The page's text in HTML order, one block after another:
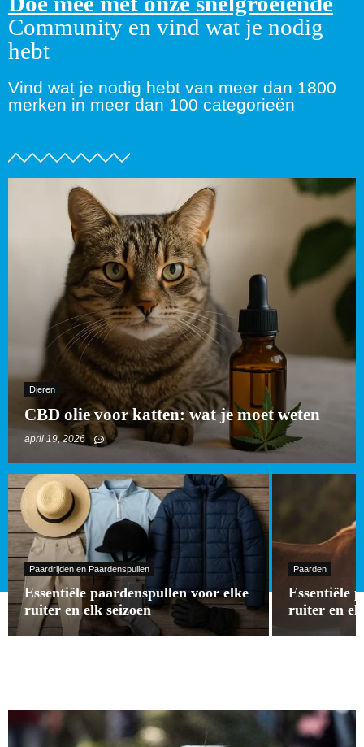
Community en vind wat je nodig
hebt
Vind wat je nodig hebt van meer dan 1800
merken in meer dan 100 categorieën
Dieren
CBD olie voor katten: wat je moet weten
april 19, 2026
Paardrijden en Paardenspullen
Essentiële paardenspullen voor elke
ruiter en elk seizoen
Paarden
Essentiële
ruiter en